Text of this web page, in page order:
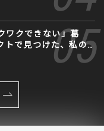
ワクできない」葛
トで見つけた、私の